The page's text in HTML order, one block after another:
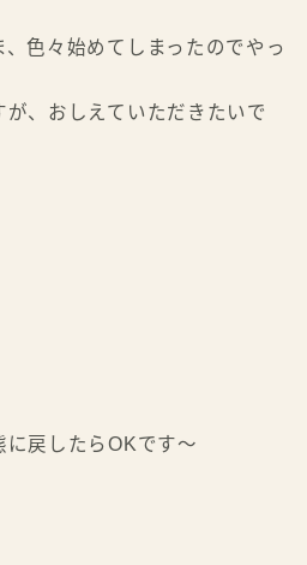
色々始めてしまったのでやっ
、おしえていただきたいで
戻したらOKです～